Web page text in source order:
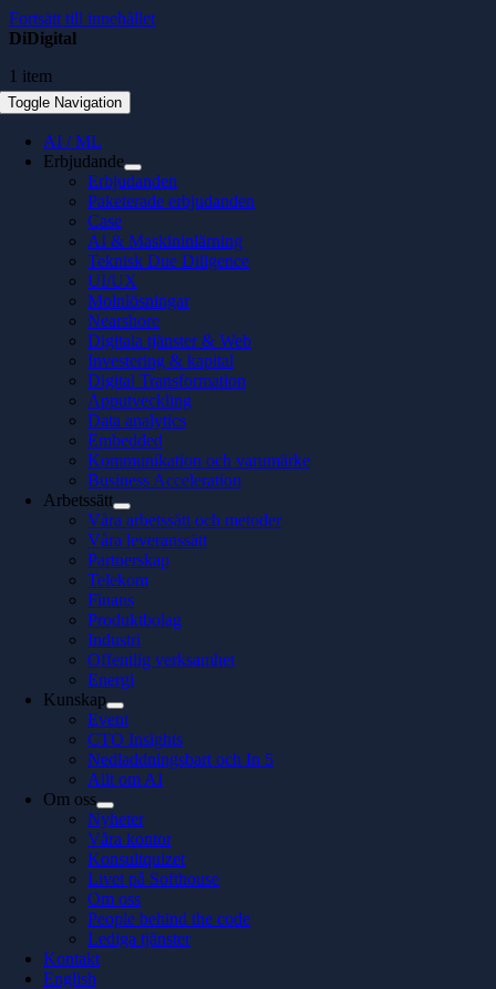
Fortsätt till innehållet
Toggle Navigation
AI / ML
Erbjudande
Erbjudanden
Paketerade erbjudanden
Case
AI & Maskininlärning
Teknisk Due Diligence
UI/UX
Molnlösningar
Nearshore
Digitala tjänster & Web
Investering & kapital
Digital Transformation
Apputveckling
Data analytics
Embedded
Kommunikation och varumärke
Business Acceleration
Arbetssätt
Våra arbetssätt och metoder
Våra leveranssätt
Partnerskap
Telekom
Finans
Produktbolag
Industri
Offentlig verksamhet
Energi
Kunskap
Event
CTO Insights
Nedladdningsbart och In 5
Allt om AI
Om oss
Nyheter
Våra kontor
Konsultquizet
Livet på Softhouse
Om oss
People behind the code
Lediga tjänster
Kontakt
English
DiDigital
1 item